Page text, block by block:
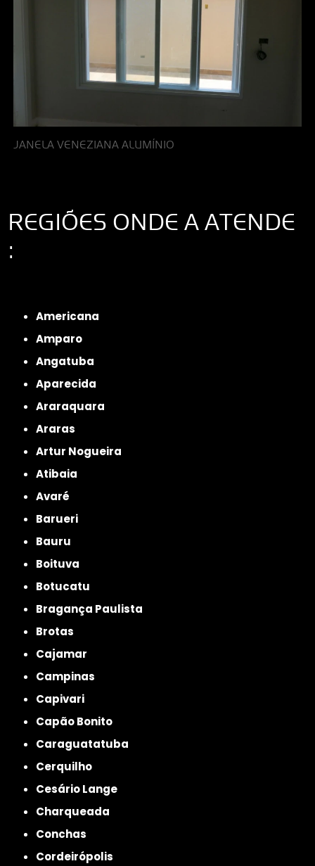
JANELA VENEZIANA ALUMÍNIO
REGIÕES ONDE A ATENDE
:
Americana
Amparo
Angatuba
Aparecida
Araraquara
Araras
Artur Nogueira
Atibaia
Avaré
Barueri
Bauru
Boituva
Botucatu
Bragança Paulista
Brotas
Cajamar
Campinas
Capivari
Capão Bonito
Caraguatatuba
Cerquilho
Cesário Lange
Charqueada
Conchas
Cordeirópolis